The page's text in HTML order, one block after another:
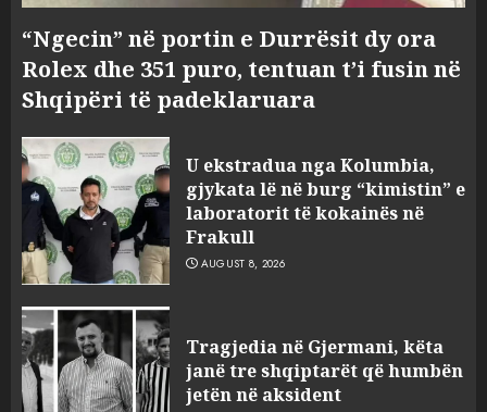
“Ngecin” në portin e Durrësit dy ora
Rolex dhe 351 puro, tentuan t’i fusin në
Shqipëri të padeklaruara
U ekstradua nga Kolumbia,
gjykata lë në burg “kimistin” e
laboratorit të kokainës në
Frakull
AUGUST 8, 2026
Tragjedia në Gjermani, këta
janë tre shqiptarët që humbën
jetën në aksident